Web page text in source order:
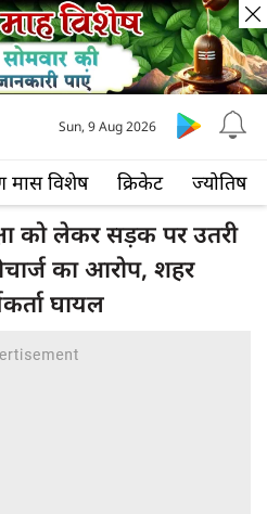
मास विशेष क्रिकेट ज्योतिष
Sun, 9 Aug 2026
को लेकर सड़क पर उतरी
का आरोप, शहर
घायल